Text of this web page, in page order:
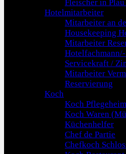
Fleischer in Plau
Hotelmitarbeiter
Mitarbeiter an
Housekeeping
Mitarbeiter
Servicekraft /
Mitarbeiter
Reservierung
Koch
Koch
Koch Waren
Küchenhelfer
Chef de Partie
Chefkoch